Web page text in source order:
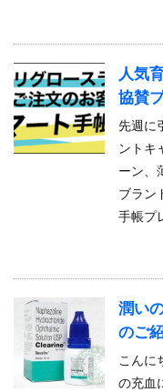
人気
協賛
先週に
ントキ
ーン、
ブラン
手帳プ
潤い
のご
こんに
の充血